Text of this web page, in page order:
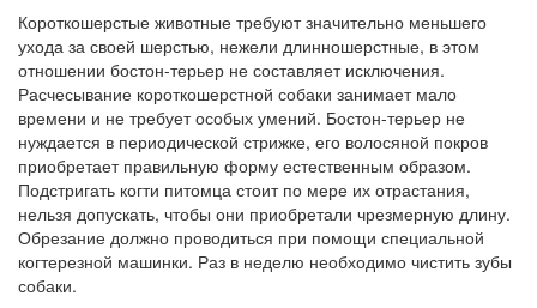
Короткошерстые животные требуют значительно меньшего
ухода за своей шерстью, нежели длинношерстные, в этом
отношении бостон-терьер не составляет исключения.
Расчесывание короткошерстной собаки занимает мало
времени и не требует особых умений. Бостон-терьер не
нуждается в периодической стрижке, его волосяной покров
приобретает правильную форму естественным образом.
Подстригать когти питомца стоит по мере их отрастания,
нельзя допускать, чтобы они приобретали чрезмерную длину.
Обрезание должно проводиться при помощи специальной
когтерезной машинки. Раз в неделю необходимо чистить зубы
собаки.